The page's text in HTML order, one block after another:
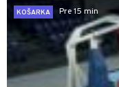
KOŠARKA
Pre 15 min